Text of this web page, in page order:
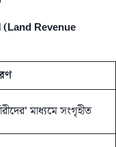
(Land Revenue
মাধ্যমে সংগৃহীত